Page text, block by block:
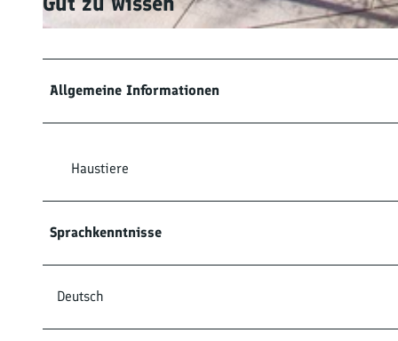
e
a
Allgemeine Informationen
Haustiere
Sprachkenntnisse
Deutsch